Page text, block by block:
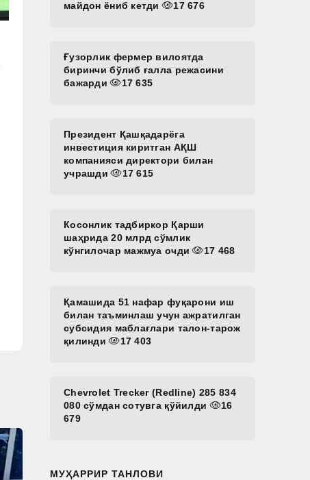
майдон ёниб кетди
17 676
Ғузорлик фермер вилоятда
биринчи бўлиб ғалла режасини
бажарди
17 635
Президент Қашқадарёга
инвестиция киритган АҚШ
компанияси директори билан
учрашди
17 615
Косонлик тадбиркор Қарши
шаҳрида 20 млрд сўмлик
кўнгилочар мажмуа очди
17 468
Қамашида 51 нафар фуқарони иш
билан таъминлаш учун ажратилган
субсидия маблағлари талон-тарож
қилинди
17 403
Chevrolet Trecker (Redline) 285 834
080 сўмдан сотувга қўйилди
16
679
МУҲАРРИР ТАНЛОВИ